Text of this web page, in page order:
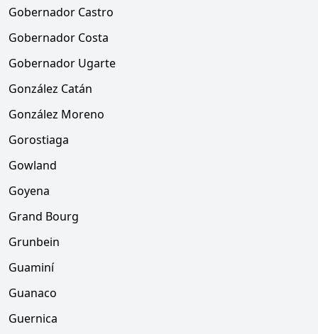
Gobernador Castro
Gobernador Costa
Gobernador Ugarte
González Catán
González Moreno
Gorostiaga
Gowland
Goyena
Grand Bourg
Grunbein
Guaminí
Guanaco
Guernica